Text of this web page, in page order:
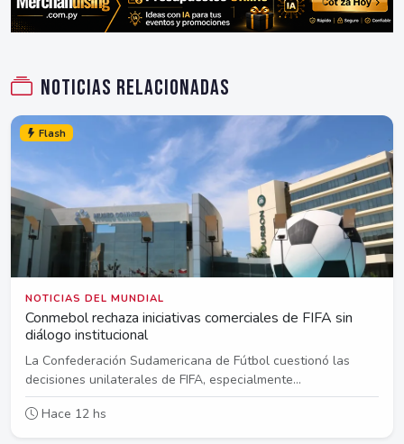
Noticias relacionadas
Flash
NOTICIAS DEL MUNDIAL
Conmebol rechaza iniciativas comerciales de FIFA sin
diálogo institucional
La Confederación Sudamericana de Fútbol cuestionó las
decisiones unilaterales de FIFA, especialmente...
Hace 12 hs